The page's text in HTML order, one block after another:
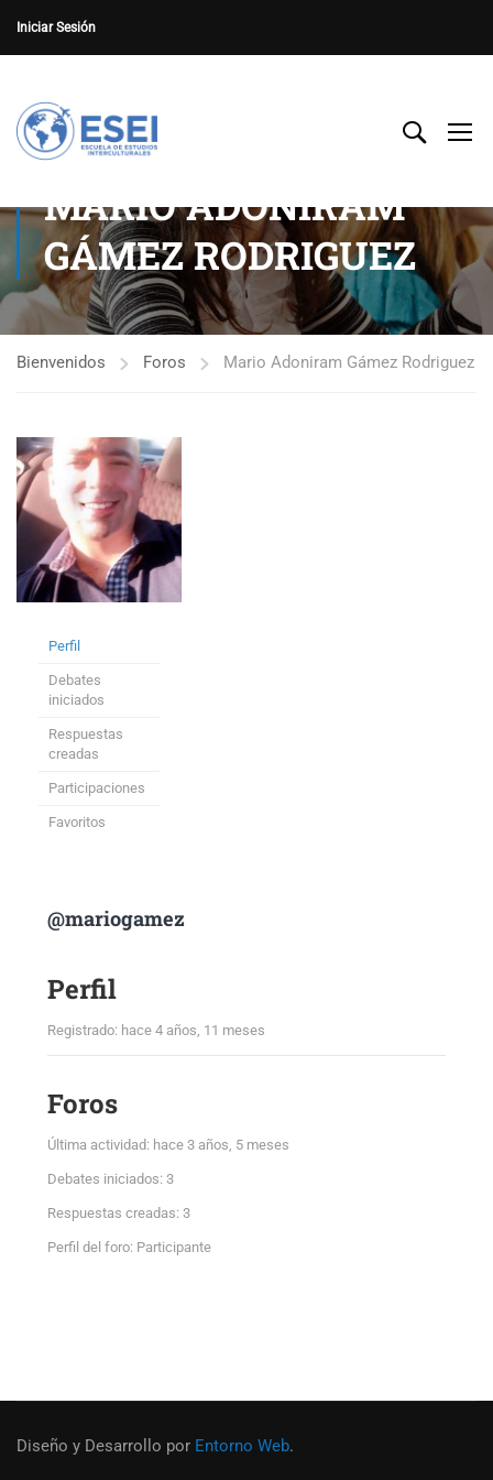
Iniciar Sesión
MARIO ADONIRAM
GÁMEZ RODRIGUEZ
Bienvenidos Foros Mario Adoniram Gámez Rodriguez
Perfil
Debates
iniciados
Respuestas
creadas
Participaciones
Favoritos
@mariogamez
Perfil
Registrado: hace 4 años, 11 meses
Foros
Última actividad: hace 3 años, 5 meses
Debates iniciados: 3
Respuestas creadas: 3
Perfil del foro: Participante
Diseño y Desarrollo por Entorno Web.